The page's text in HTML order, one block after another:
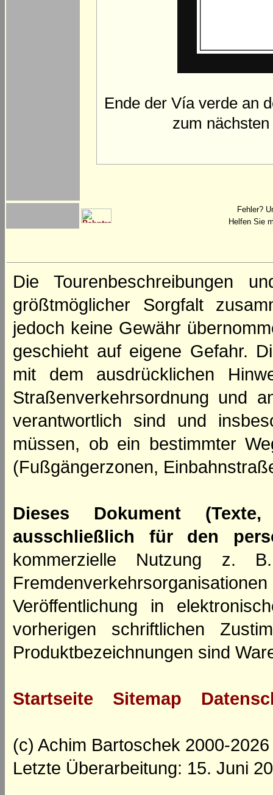
Ende der Vía verde an
zum
Fehler?
Helfen Sie
Die Tourenbeschreibungen
größtmöglicher Sorgfalt
jedoch keine Gewähr
geschieht auf eigene Gefahr.
mit dem ausdrücklichen
Straßenverkehrsordnung und
verantwortlich sind und
müssen, ob ein bestimmter
(Fußgängerzonen,
Dieses Dokument
ausschließlich für den
kommerzielle Nutzung z.
Veröffentlichung in
vorherigen schriftlichen
Produktbezeichnungen sind
Startseite Sitemap
(c) Achim Bartoschek 2000-2026
Letzte Überarbeitung: 15. Juni